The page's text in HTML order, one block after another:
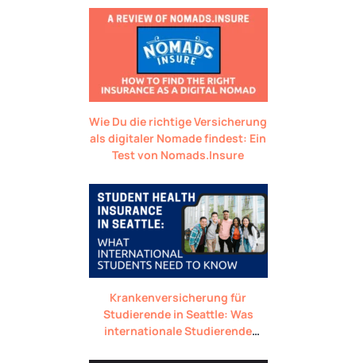
Wie Du die richtige Versicherung
als digitaler Nomade findest: Ein
Test von Nomads.Insure
Krankenversicherung für
Studierende in Seattle: Was
internationale Studierende